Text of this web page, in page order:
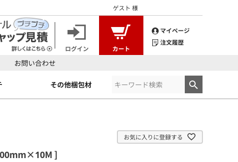
ゲスト 様
ログイン カート
マイページ
注文履歴
お問い合わせ
その他梱包材
お気に入りに登録する
]